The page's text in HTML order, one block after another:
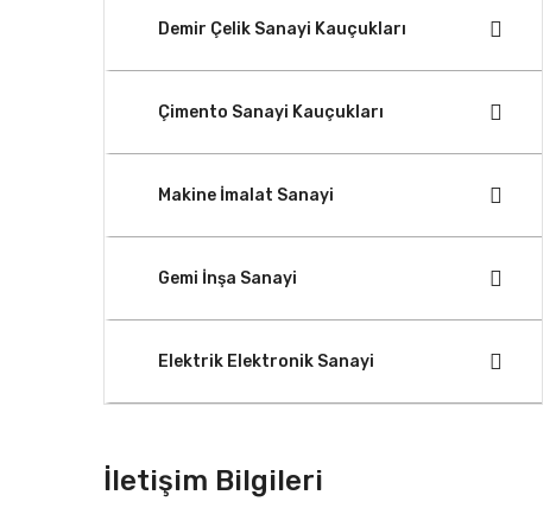
Demir Çelik Sanayi Kauçukları
Çimento Sanayi Kauçukları
Makine İmalat Sanayi
Gemi İnşa Sanayi
Elektrik Elektronik Sanayi
İletişim Bilgileri